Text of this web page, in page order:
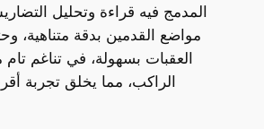
المدمج فيه قراءة وتحليل
مواضع القدمين بدقة متناهية،
العقبات بسهولة، في تناغم
الراكب، مما يخلق تجربة